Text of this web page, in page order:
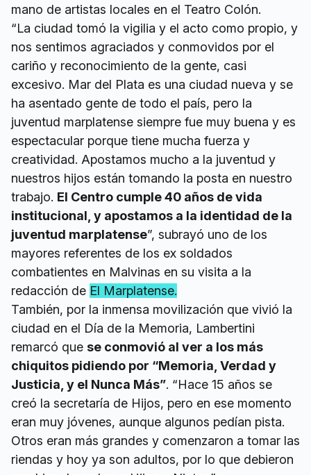
mano de artistas locales en el Teatro Colón.
“La ciudad tomó la vigilia y el acto como propio, y
nos sentimos agraciados y conmovidos por el
cariño y reconocimiento de la gente, casi
excesivo. Mar del Plata es una ciudad nueva y se
ha asentado gente de todo el país, pero la
juventud marplatense siempre fue muy buena y es
espectacular porque tiene mucha fuerza y
creatividad. Apostamos mucho a la juventud y
nuestros hijos están tomando la posta en nuestro
trabajo. El Centro cumple 40 años de vida
institucional, y apostamos a la identidad de la
juventud marplatense”, subrayó uno de los
mayores referentes de los ex soldados
combatientes en Malvinas en su visita a la
redacción de El Marplatense.
También, por la inmensa movilización que vivió la
ciudad en el Día de la Memoria, Lambertini
remarcó que se conmovió al ver a los más
chiquitos pidiendo por “Memoria, Verdad y
Justicia, y el Nunca Más”. “Hace 15 años se
creó la secretaría de Hijos, pero en ese momento
eran muy jóvenes, aunque algunos pedían pista.
Otros eran más grandes y comenzaron a tomar las
riendas y hoy ya son adultos, por lo que debieron